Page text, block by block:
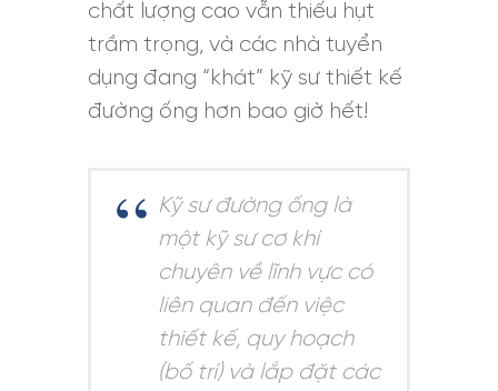
chất lượng cao vẫn thiếu hụt
trầm trọng, và các nhà tuyển
dụng đang “khát” kỹ sư thiết kế
đường ống hơn bao giờ hết!
Kỹ sư đường ống là
một kỹ sư cơ khí
chuyên về lĩnh vực có
liên quan đến việc
thiết kế, quy hoạch
(bố trí) và lắp đặt các